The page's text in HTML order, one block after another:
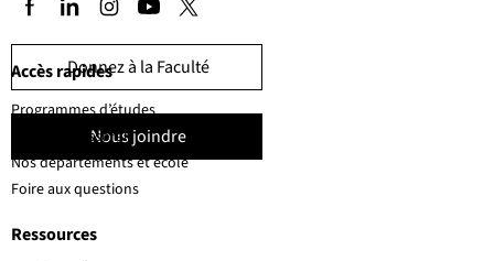
Donnez à la Faculté
Nous joindre
Accès rapides
Ressources
Programmes d’études
Corps professoral
Nos départements et école
Foire aux questions